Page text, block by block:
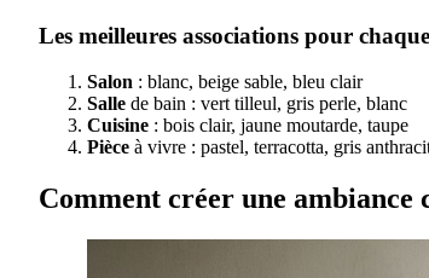
Les meilleures associations pour
Salon : blanc, beige sable, bleu clair
Salle de bain : vert tilleul, gris perle, blanc
Cuisine : bois clair, jaune moutarde, taupe
Pièce à vivre : pastel, terracotta, gris
Comment créer une ambiance